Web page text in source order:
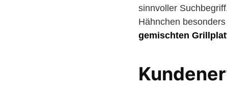
sinnvoller
Hähnchen
gemischten